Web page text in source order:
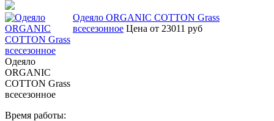
Одеяло
ORGANIC
COTTON Grass
всесезонное
Одеяло ORGANIC COTTON Grass
всесезонное Цена от 23011 руб
Время работы: